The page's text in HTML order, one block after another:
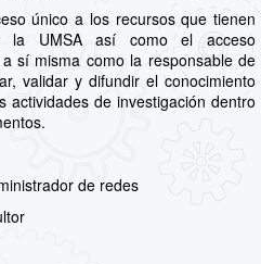
único a los recursos que tienen
la UMSA así como el acceso
sí misma como la responsable de
validar y difundir el conocimiento
actividades de investigación dentro
de redes